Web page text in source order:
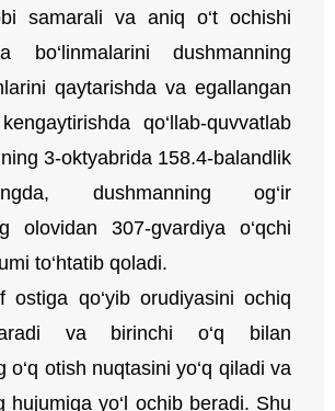
samarali va aniq o‘t ochishi
bo‘linmalarini dushmanning
qaytarishda va egallangan
qo‘llab-quvvatlab
3-oktyabrida 158.4-balandlik
dushmanning og‘ir
olovidan 307-gvardiya o‘qchi
to‘htatib qoladi.
ostiga qo‘yib orudiyasini ochiq
va birinchi o‘q bilan
o‘q otish nuqtasini yo‘q qiladi va
hujumiga yo‘l ochib beradi. Shu